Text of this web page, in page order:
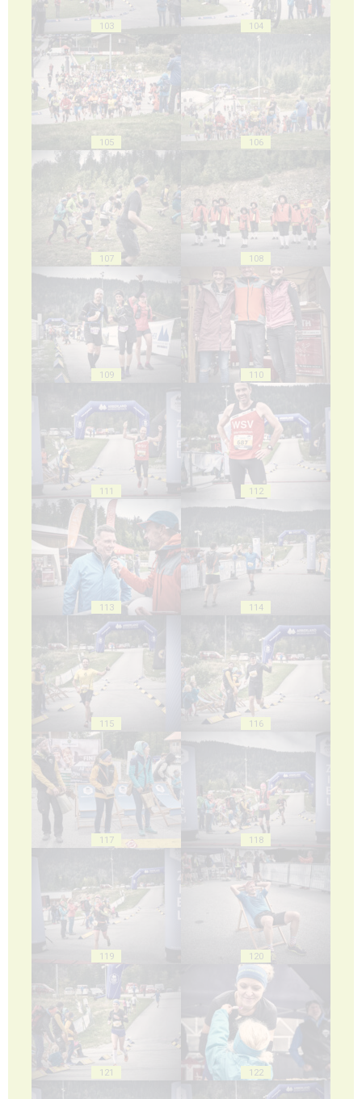
103 104
105 106
107 108
109 110
111 112
113 114
115 116
117 118
119 120
121 122